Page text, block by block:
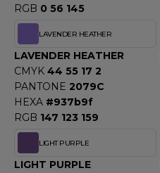
RGB 0 56 145
LAVENDER HEATHER
LAVENDER HEATHER
CMYK 44 55 17 2
PANTONE 2079C
HEXA #937b9f
RGB 147 123 159
LIGHT PURPLE
LIGHT PURPLE